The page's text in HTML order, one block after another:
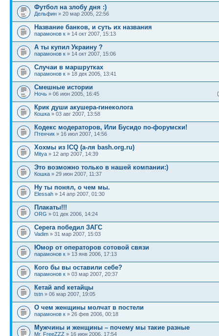
Футбол на злобу дня :)
Дельфин » 20 мар 2005, 22:56
Название банков, и суть их названия
парамонов к » 14 окт 2007, 15:13
А ты купил Украину ?
парамонов к » 14 окт 2007, 15:06
Cлучаи в маршрутках
парамонов к » 18 дек 2005, 13:41
Смешные истории
Ночь » 06 июн 2005, 16:45
Крик души акушера-гинеколога
Кошка » 03 авг 2007, 13:58
Кодекс модераторов, Или Бусидо по-форумски!
Птенчик » 16 июл 2007, 14:56
Хохмы из ICQ (а-ля bash.org.ru)
Mitya » 12 апр 2007, 14:39
Это возможно только в нашей компании:)
Кошка » 29 июн 2007, 11:37
Ну ты понял, о чем мы.
Elessah » 14 апр 2007, 01:30
Плакаты!!!
ORG » 01 дек 2006, 14:24
Серега победил ЗАГС
Vadim » 31 мар 2007, 15:03
Юмор от операторов сотовой связи
парамонов к » 13 янв 2006, 17:13
Кого бы вы оставили себе?
парамонов к » 03 мар 2007, 20:37
Кетай and кетайцы
tstn » 06 мар 2007, 19:05
О чем женщины молчат в постели
парамонов к » 26 фев 2006, 00:18
Мужчины и женщины – почему мы такие разные
Mr. FreeZZZ » 16 июн 2006, 17:54